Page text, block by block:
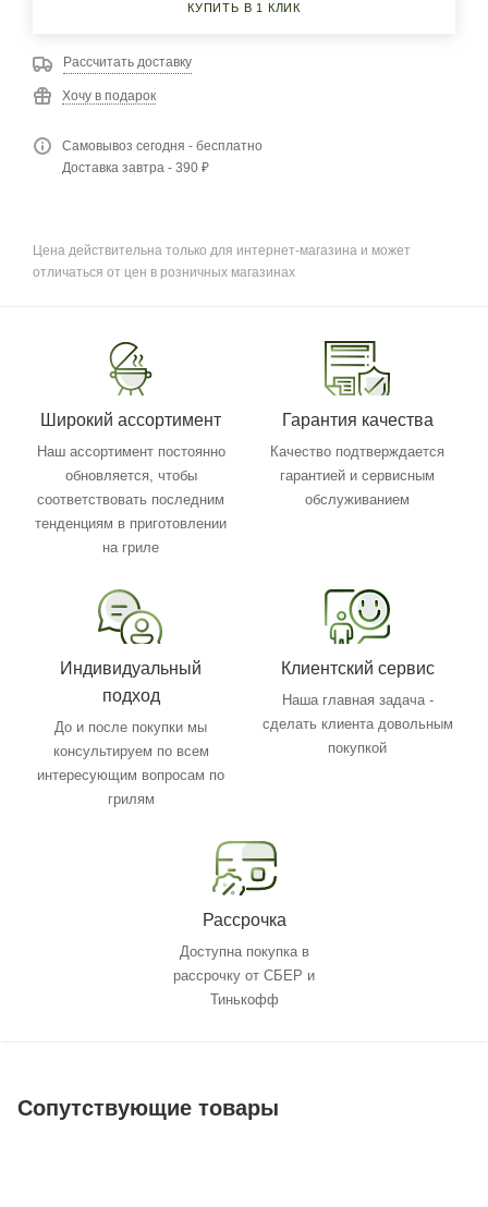
КУПИТЬ В 1 КЛИК
Рассчитать доставку
Хочу в подарок
Самовывоз сегодня - бесплатно
Доставка завтра - 390 ₽
Цена действительна только для интернет-магазина и может
отличаться от цен в розничных магазинах
Широкий ассортимент
Наш ассортимент постоянно
обновляется, чтобы
соответствовать последним
тенденциям в приготовлении
на гриле
Гарантия качества
Качество подтверждается
гарантией и сервисным
обслуживанием
Индивидуальный
подход
До и после покупки мы
консультируем по всем
интересующим вопросам по
грилям
Клиентский сервис
Наша главная задача -
сделать клиента довольным
покупкой
Рассрочка
Доступна покупка в
рассрочку от СБЕР и
Тинькофф
Сопутствующие товары